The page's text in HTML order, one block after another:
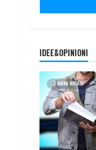
IDEE&OPINIONI
2 MIN READ